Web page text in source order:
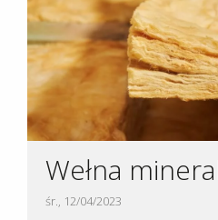
śr., 12/04/2023